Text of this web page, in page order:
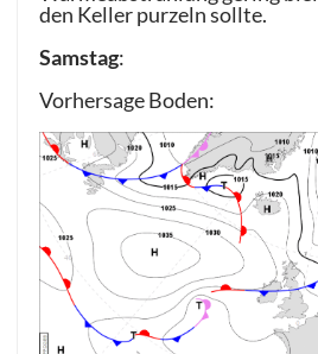
den Keller purzeln sollte.
Samstag:
Vorhersage Boden: